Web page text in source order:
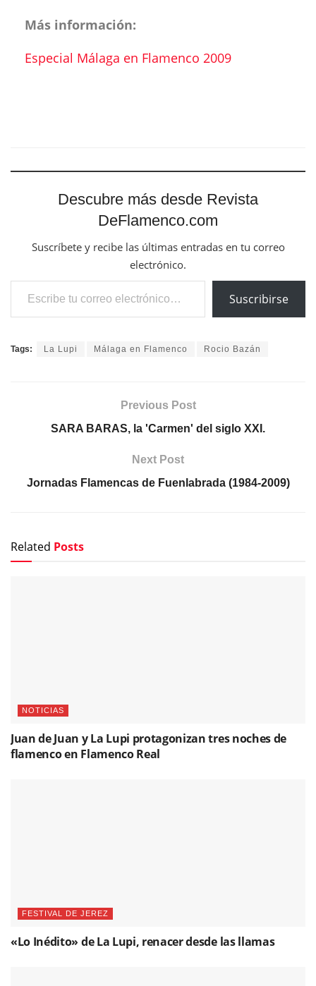
Más información:
Especial Málaga en Flamenco 2009
Descubre más desde Revista
DeFlamenco.com
Suscríbete y recibe las últimas entradas en tu correo
electrónico.
Escribe tu correo electrónico…
Suscribirse
Tags: La Lupi Málaga en Flamenco Rocio Bazán
Previous Post
SARA BARAS, la 'Carmen' del siglo XXI.
Next Post
Jornadas Flamencas de Fuenlabrada (1984-2009)
Related Posts
NOTICIAS
Juan de Juan y La Lupi protagonizan tres noches de
flamenco en Flamenco Real
FESTIVAL DE JEREZ
«Lo Inédito» de La Lupi, renacer desde las llamas